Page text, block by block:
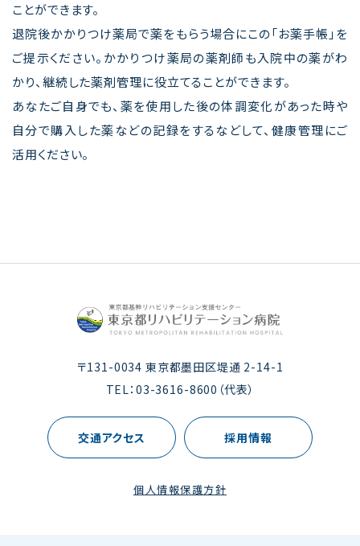
ことができます。
退院後かかりつけ薬局で薬をもらう場合にこの「お薬手帳」を
ご提示ください。かかりつけ薬局の薬剤師も入院中の薬がわ
かり、継続した薬剤管理に役立てることができます。
あなたご自身でも、薬を使用した後の体調変化があった時や
自分で購入した薬などの記録をするなどして、健康管理にご
活用ください。
〒131-0034 東京都墨田区堤通 2-14-1
TEL： 03-3616-8600 （代表）
交通アクセス 採用情報
個人情報保護方針